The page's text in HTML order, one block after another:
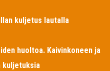
kuljetus lautalla
huoltoa. Kaivinkoneen ja
kuljetuksia